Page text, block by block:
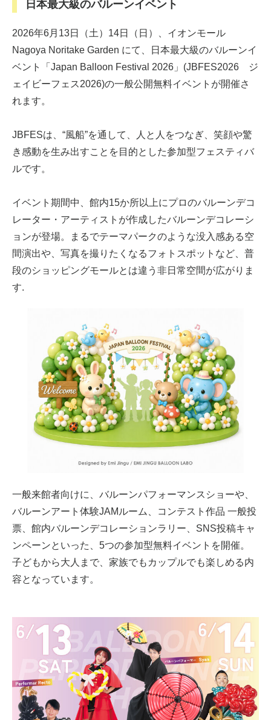
日本最大級のバルーンイベント
2026年6月13日（土）14日（日）、イオンモール
Nagoya Noritake Garden にて、日本最大級のバルーンイ
ベント「Japan Balloon Festival 2026」(JBFES2026 ジ
ェイビーフェス2026)の一般公開無料イベントが開催さ
れます。
JBFESは、“風船”を通して、人と人をつなぎ、笑顔や驚
き感動を生み出すことを目的とした参加型フェスティバ
ルです。
イベント期間中、館内15か所以上にプロのバルーンデコ
レーター・アーティストが作成したバルーンデコレーシ
ョンが登場。まるでテーマパークのような没入感ある空
間演出や、写真を撮りたくなるフォトスポットなど、普
段のショッピングモールとは違う非日常空間が広がりま
す.
一般来館者向けに、バルーンパフォーマンスショーや、
バルーンアート体験JAMルーム、コンテスト作品 一般投
票、館内バルーンデコレーションラリー、SNS投稿キャ
ンペーンといった、5つの参加型無料イベントを開催。
子どもから大人まで、家族でもカップルでも楽しめる内
容となっています。